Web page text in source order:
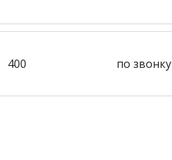
400 по звонку